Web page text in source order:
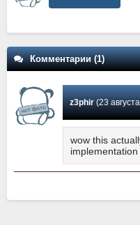
Комментарии (1)
z3phir(23 августа
wow this